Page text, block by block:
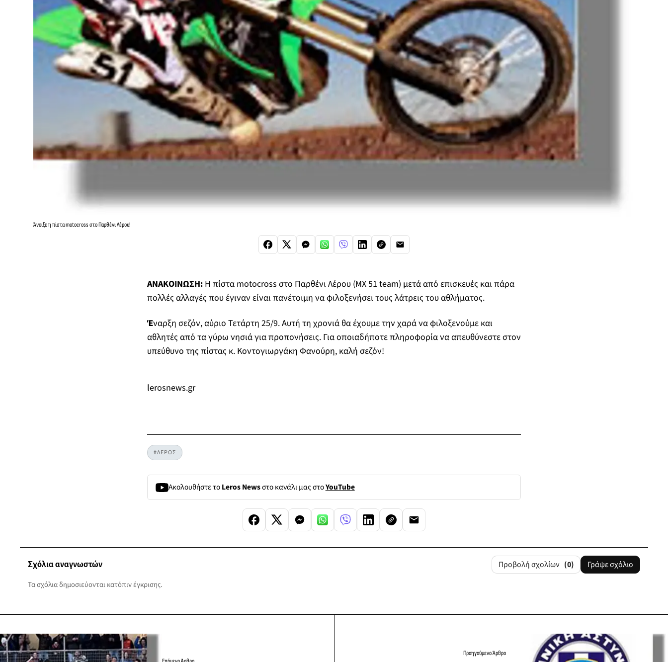
Άνοιξε η πίστα motocross στο Παρθένι Λέρου!
ΑΝΑΚΟΙΝΩΣΗ: Η πίστα motocross στο Παρθένι Λέρου (ΜΧ 51 team) μετά από επισκευές και πάρα
πολλές αλλαγές που έγιναν είναι πανέτοιμη να φιλοξενήσει τους λάτρεις του αθλήματος.
Έναρξη σεζόν, αύριο Τετάρτη 25/9. Αυτή τη χρονιά θα έχουμε την χαρά να φιλοξενούμε και
αθλητές από τα γύρω νησιά για προπονήσεις. Για οποιαδήποτε πληροφορία να απευθύνεστε στον
υπεύθυνο της πίστας κ. Κοντογιωργάκη Φανούρη, καλή σεζόν!
lerosnews.gr
#ΛΕΡΟΣ
Ακολουθήστε τοLeros Newsστο κανάλι μας στοYouTube
Σχόλια αναγνωστών Προβολή σχολίων (0) Γράψε σχόλιο
Τα σχόλια δημοσιεύονται κατόπιν έγκρισης.
Προηγούμενο Άρθρο